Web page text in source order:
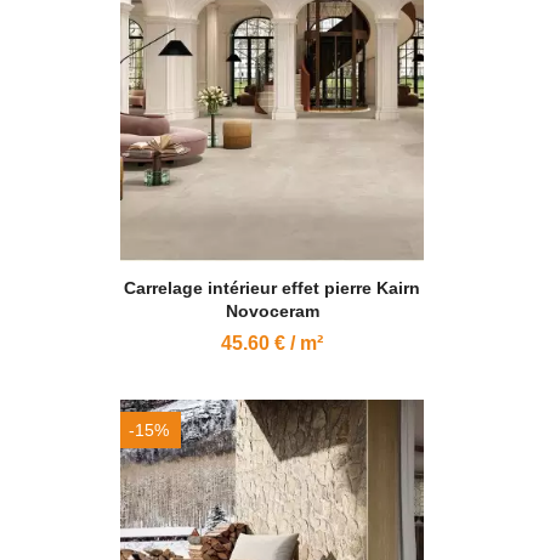
Carrelage intérieur effet pierre Kairn
Novoceram
45.60 € / m²
-15%